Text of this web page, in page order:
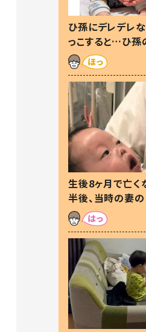
ひ孫にデレデレ
っこすると…ひ孫
した」「可愛くて仕
生後8ヶ月で亡
半後、当時の妻
た本音とは